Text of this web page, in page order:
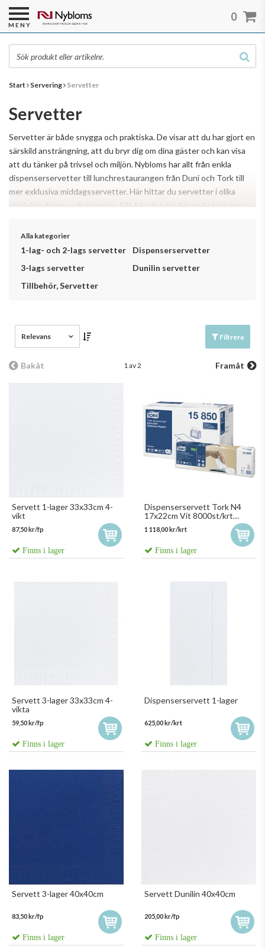
Start Servering Servetter
Servetter
Servetter är både snygga och praktiska. De visar att du har gjort en
särskild ansträngning, att du bryr dig om dina gäster och kan visa
att du tänker på trivsel och miljön. Nybloms har allt från enkla
dispenserservetter till lunchrestaurangen från Duni och Tork till
mer exklusiva middagsservetter. Här hittar du servetter i olika
storlekar, färger och mönster. Allt från den traditionella trelagers-
och lite lyxigare känsla.
Alla kategorier
1-lag- och 2-lags servetter
3-lags servetter
Dispenserservetter
Dunilin servetter
Tillbehör, Servetter
Relevans Filtrera
Bakåt 1 av 2 Framåt
Servett 1-lager 33x33cm 4-
vikt
87,50 kr/fp
Finns i lager
Dispenserservett Tork N4
17x22cm Vit 8000st/krt
1 118,00 kr/krt
Finns i lager
Servett 3-lager 33x33cm 4-
vikta
59,50 kr/fp
Finns i lager
Dispenserservett 1-lager
625,00 kr/krt
Finns i lager
Servett 3-lager 40x40cm
83,50 kr/fp
Finns i lager
Servett Dunilin 40x40cm
205,00 kr/fp
Finns i lager
MENY
0